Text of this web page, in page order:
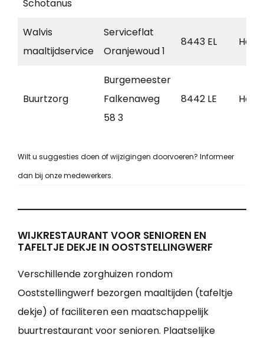
Schotanus
Walvis
maaltijdservice
Serviceflat
Oranjewoud 1
8443 EL
Buurtzorg
Burgemeester
Falkenaweg
58 3
8442 LE
Wilt u suggesties doen of wijzigingen doorvoeren? Informeer
dan bij onze medewerkers.
WIJKRESTAURANT VOOR SENIOREN EN
TAFELTJE DEKJE IN OOSTSTELLINGWERF
Verschillende zorghuizen rondom
Ooststellingwerf bezorgen maaltijden (tafeltje
dekje) of faciliteren een maatschappelijk
buurtrestaurant voor senioren. Plaatselijke